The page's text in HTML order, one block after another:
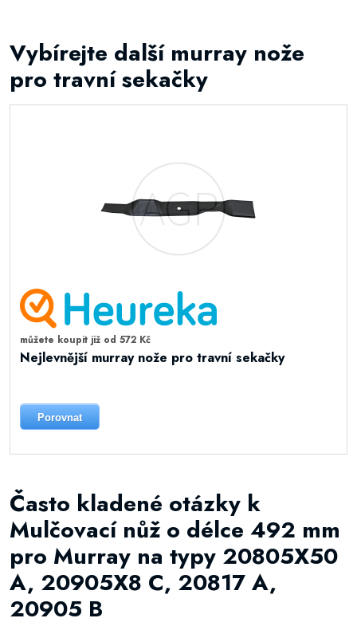
Vybírejte další murray nože
pro travní sekačky
můžete koupit již od 572 Kč
Nejlevnější murray nože pro travní sekačky
Porovnat
Často kladené otázky k
Mulčovací nůž o délce 492 mm
pro Murray na typy 20805X50
A, 20905X8 C, 20817 A,
20905 B